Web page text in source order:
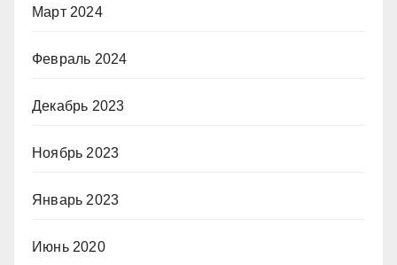
Март 2024
Февраль 2024
Декабрь 2023
Ноябрь 2023
Январь 2023
Июнь 2020